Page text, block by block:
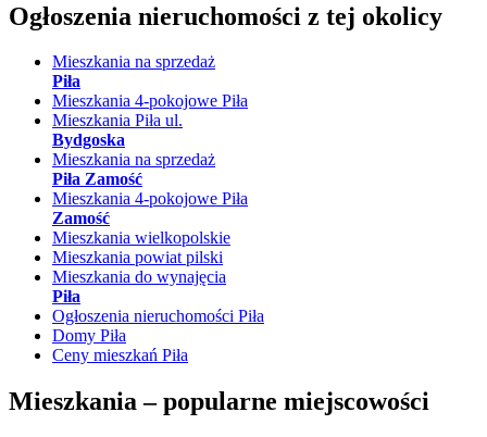
Ogłoszenia nieruchomości z tej okolicy
Mieszkania na sprzedaż
Piła
Mieszkania 4-pokojowe Piła
Mieszkania Piła ul.
Bydgoska
Mieszkania na sprzedaż
Piła Zamość
Mieszkania 4-pokojowe Piła
Zamość
Mieszkania wielkopolskie
Mieszkania powiat pilski
Mieszkania do wynajęcia
Piła
Ogłoszenia nieruchomości Piła
Domy Piła
Ceny mieszkań Piła
Mieszkania –popularne miejscowości